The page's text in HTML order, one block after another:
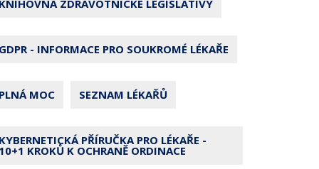
ZDRAVOTNICKÉ LEGISLATIVY
- INFORMACE PRO SOUKROMÉ LÉKAŘE
MOC SEZNAM LÉKAŘŮ
PŘÍRUČKA PRO LÉKAŘE -
KROKŮ K OCHRANĚ ORDINACE